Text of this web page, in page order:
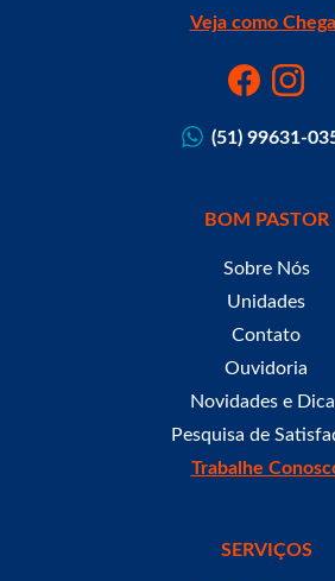
Veja como
(51) 99631-
BOM PASTOR
Sobre Nós
Unidades
Contato
Ouvidoria
Novidades e
Pesquisa de
Trabalhe
SERVIÇOS